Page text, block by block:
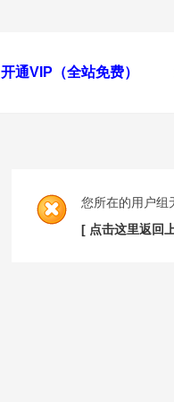
开通VIP（全站免费）
您所在的用户组
[ 点击这里返回